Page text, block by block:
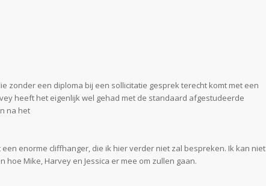
zonder een diploma bij een sollicitatie gesprek terecht komt met een
heeft het eigenlijk wel gehad met de standaard afgestudeerde
na het
enorme cliffhanger, die ik hier verder niet zal bespreken. Ik kan niet
Mike, Harvey en Jessica er mee om zullen gaan.